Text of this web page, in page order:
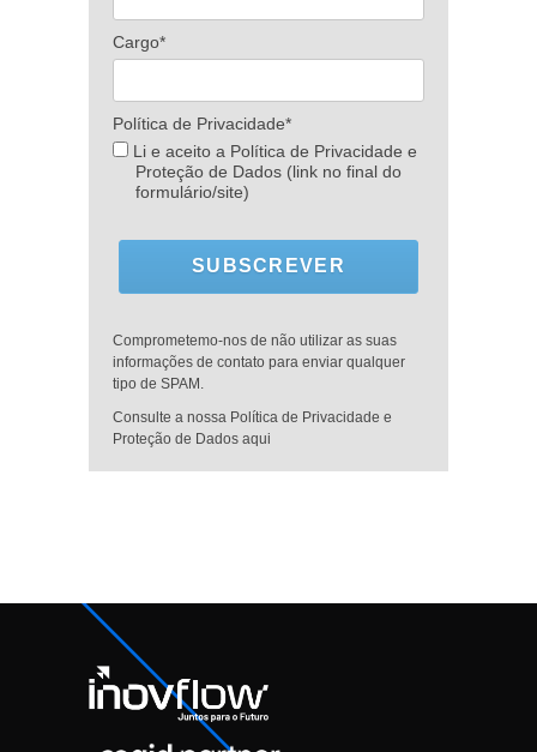
Cargo*
Política de Privacidade*
Li e aceito a Política de Privacidade e
Proteção de Dados (link no final do
formulário/site)
SUBSCREVER
Comprometemo-nos de não utilizar as suas
informações de contato para enviar qualquer
tipo de SPAM.
Consulte a nossa Política de Privacidade e
Proteção de Dados aqui